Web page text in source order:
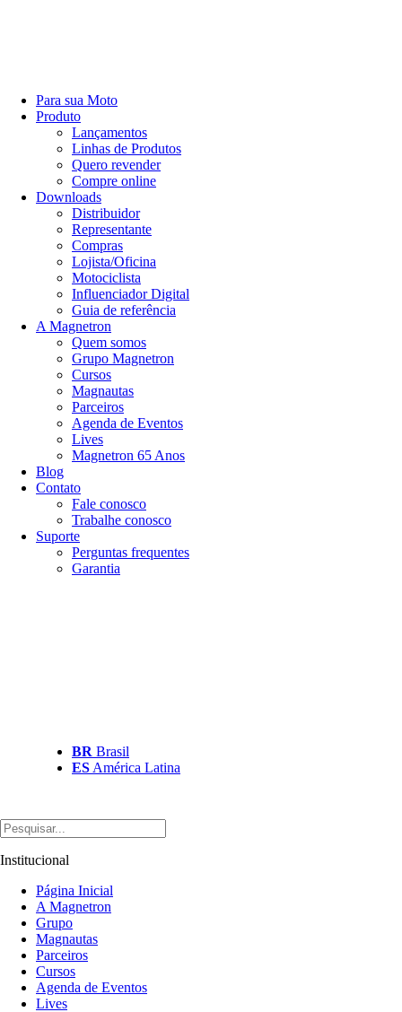
Para sua Moto
Produto
Lançamentos
Linhas de Produtos
Quero revender
Compre online
Downloads
Distribuidor
Representante
Compras
Lojista/Oficina
Motociclista
Influenciador Digital
Guia de referência
A Magnetron
Quem somos
Grupo Magnetron
Cursos
Magnautas
Parceiros
Agenda de Eventos
Lives
Magnetron 65 Anos
Blog
Contato
Fale conosco
Trabalhe conosco
Suporte
Perguntas frequentes
Garantia
BR Brasil
ES América Latina
Institucional
Página Inicial
A Magnetron
Grupo
Magnautas
Parceiros
Cursos
Agenda de Eventos
Lives